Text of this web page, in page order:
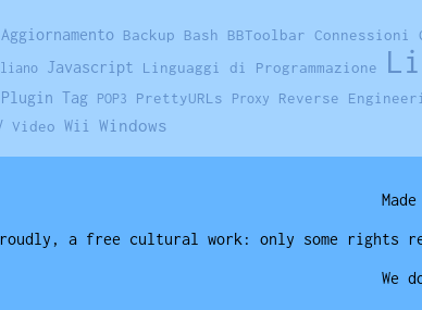
Aggiornamento Backup Bash BBToolbar Connessioni
Javascript Linguaggi di Programmazione
Plugin Tag POP3 PrettyURLs Proxy Reverse
Video Wii Windows
a free cultural work: only some rights
We